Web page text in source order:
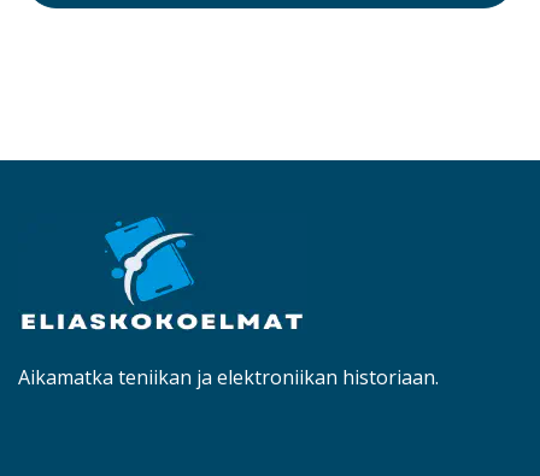
Aikamatka teniikan ja elektroniikan historiaan.